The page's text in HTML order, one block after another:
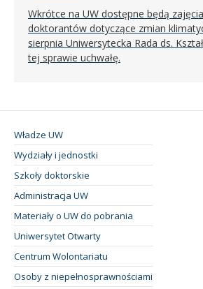
Wkrótce na UW dostępne będą
doktorantów dotyczące zmian
sierpnia Uniwersytecka Rada ds.
tej sprawie uchwałę.
Władze UW
Wydziały i jednostki
Szkoły doktorskie
Administracja UW
Materiały o UW do pobrania
Uniwersytet Otwarty
Centrum Wolontariatu
Osoby z niepełnosprawnościami